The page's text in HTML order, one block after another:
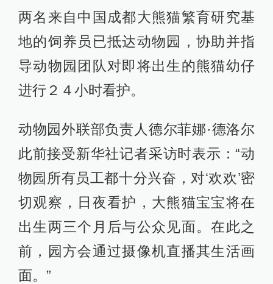
两名来自中国成都大熊猫繁育研究基
地的饲养员已抵达动物园，协助并指
导动物园团队对即将出生的熊猫幼仔
进行２４小时看护。
动物园外联部负责人德尔菲娜·德洛尔
此前接受新华社记者采访时表示：“动
物园所有员工都十分兴奋，对‘欢欢’密
切观察，日夜看护，大熊猫宝宝将在
出生两三个月后与公众见面。在此之
前，园方会通过摄像机直播其生活画
面。”